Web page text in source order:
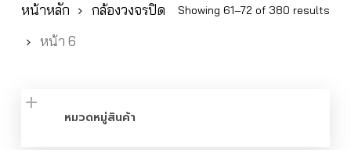
Showing 61–72 of 380 results
หน้าหลัก
กล้องวงจรปิด
หน้า 6
หมวดหมู่สินค้า